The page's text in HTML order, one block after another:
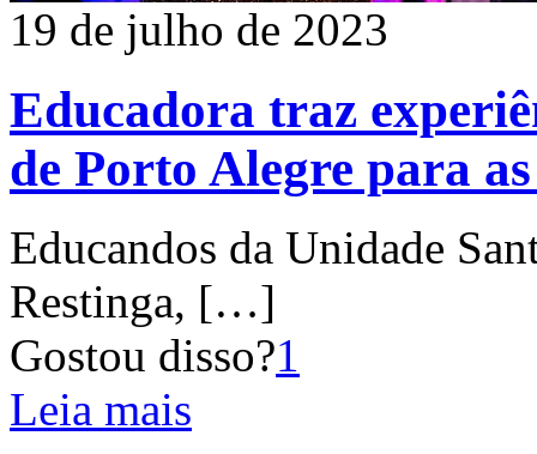
19 de julho de 2023
Educadora traz
de Porto Alegre para
Educandos da Unidade
Restinga, […]
Gostou disso?1
Leia mais